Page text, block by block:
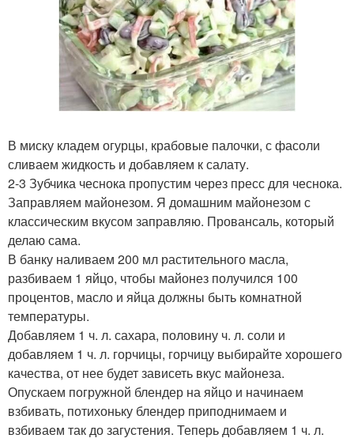
В миску кладем огурцы, крабовые палочки, с фасоли
сливаем жидкость и добавляем к салату.
2-3 Зубчика чеснока пропустим через пресс для чеснока.
Заправляем майонезом. Я домашним майонезом с
классическим вкусом заправляю. Провансаль, который
делаю сама.
В банку наливаем 200 мл растительного масла,
разбиваем 1 яйцо, чтобы майонез получился 100
процентов, масло и яйца должны быть комнатной
температуры.
Добавляем 1 ч. л. сахара, половину ч. л. соли и
добавляем 1 ч. л. горчицы, горчицу выбирайте хорошего
качества, от нее будет зависеть вкус майонеза.
Опускаем погружной блендер на яйцо и начинаем
взбивать, потихоньку блендер приподнимаем и
взбиваем так до загустения. Теперь добавляем 1 ч. л.